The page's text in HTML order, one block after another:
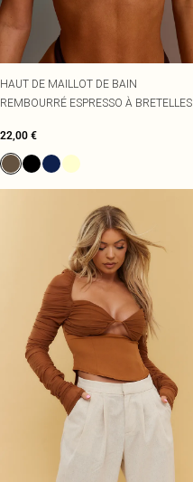
HAUT DE MAILLOT DE BAIN
REMBOURRÉ ESPRESSO À BRETELLES
22,00 €